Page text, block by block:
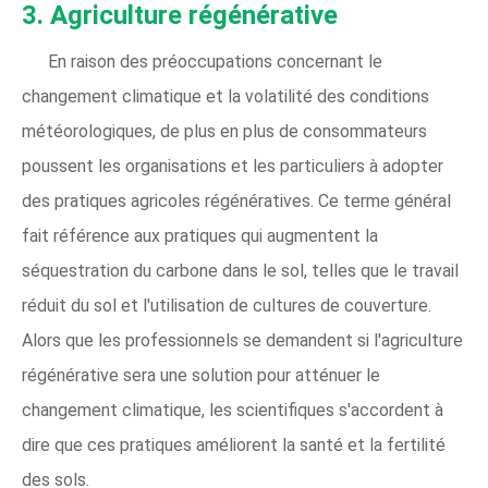
3. Agriculture régénérative
En raison des préoccupations concernant le
changement climatique et la volatilité des conditions
météorologiques, de plus en plus de consommateurs
poussent les organisations et les particuliers à adopter
des pratiques agricoles régénératives. Ce terme général
fait référence aux pratiques qui augmentent la
séquestration du carbone dans le sol, telles que le travail
réduit du sol et l'utilisation de cultures de couverture.
Alors que les professionnels se demandent si l'agriculture
régénérative sera une solution pour atténuer le
changement climatique, les scientifiques s'accordent à
dire que ces pratiques améliorent la santé et la fertilité
des sols.